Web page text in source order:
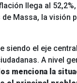
llega al
Massa, la visión
siendo el eje
A nivel
menciona la